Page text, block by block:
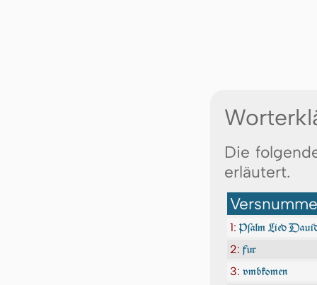
Die
erläutert.
1: Pſalm Lied
2: fur
3: vmbkomen